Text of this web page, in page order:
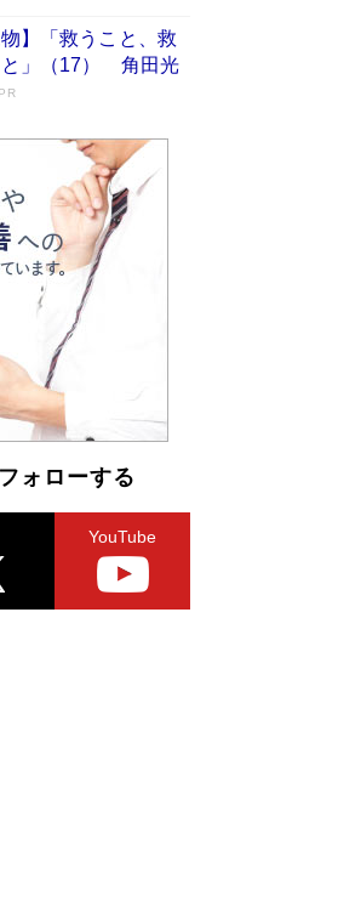
クイン［エンターテイ
Book Bang
である」原作者が抱き
自己憐憫は描きたくな
ったこと（後編） #
されているのか？ 「天
か」がサウジ国王の第
気シリーズ最新作どち
直木賞受賞作もランク
Book Bang
物】「救うこと、救
と」（17） 角田光
PR
ォローする
YouTube